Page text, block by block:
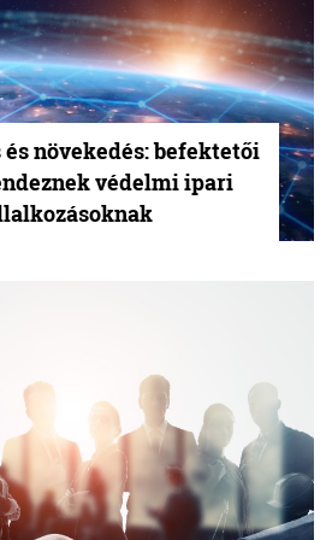
és növekedés: befektetői
védelmi ipari